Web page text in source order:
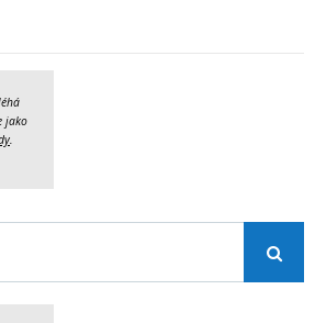
jako
.